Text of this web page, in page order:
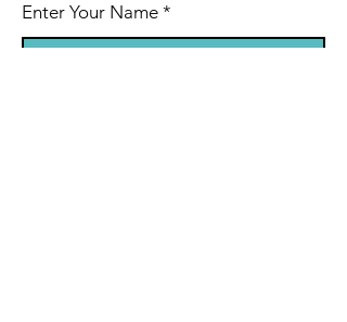
Enter Your Name